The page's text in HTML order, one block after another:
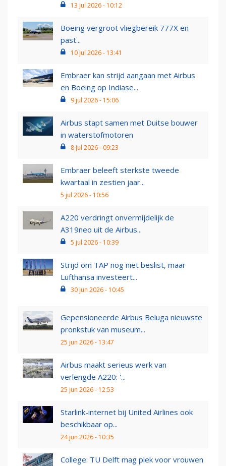
13 jul 2026 - 10:12
Boeing vergroot vliegbereik 777X en
past...
10 jul 2026 - 13:41
Embraer kan strijd aangaan met Airbus
en Boeing op Indiase...
9 jul 2026 - 15:06
Airbus stapt samen met Duitse bouwer
in waterstofmotoren
8 jul 2026 - 09:23
Embraer beleeft sterkste tweede
kwartaal in zestien jaar...
5 jul 2026 - 10:56
A220 verdringt onvermijdelijk de
A319neo uit de Airbus...
5 jul 2026 - 10:39
Strijd om TAP nog niet beslist, maar
Lufthansa investeert...
30 jun 2026 - 10:45
Gepensioneerde Airbus Beluga nieuwste
pronkstuk van museum...
25 jun 2026 - 13:47
Airbus maakt serieus werk van
verlengde A220: '...
25 jun 2026 - 12:53
Starlink-internet bij United Airlines ook
beschikbaar op...
24 jun 2026 - 10:35
College: TU Delft mag plek voor vrouwen